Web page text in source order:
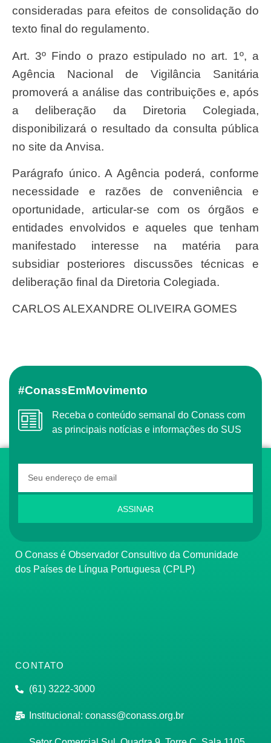
consideradas para efeitos de consolidação do
texto final do regulamento.
Art. 3º Findo o prazo estipulado no art. 1º, a
Agência Nacional de Vigilância Sanitária
promoverá a análise das contribuições e, após
a deliberação da Diretoria Colegiada,
disponibilizará o resultado da consulta pública
no site da Anvisa.
Parágrafo único. A Agência poderá, conforme
necessidade e razões de conveniência e
oportunidade, articular-se com os órgãos e
entidades envolvidos e aqueles que tenham
manifestado interesse na matéria para
subsidiar posteriores discussões técnicas e
deliberação final da Diretoria Colegiada.
CARLOS ALEXANDRE OLIVEIRA GOMES
#ConassEmMovimento
Receba o conteúdo semanal do Conass com
as principais notícias e informações do SUS
ASSINAR
O Conass é Observador Consultivo da Comunidade
dos Países de Língua Portuguesa (CPLP)
CONTATO
(61) 3222-3000
Institucional: conass@conass.org.br